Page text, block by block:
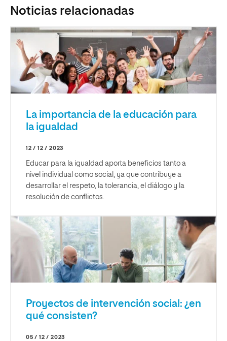
Noticias relacionadas
La importancia de la educación para
la igualdad
12 / 12 / 2023
Educar para la igualdad aporta beneficios tanto a
nivel individual como social, ya que contribuye a
desarrollar el respeto, la tolerancia, el diálogo y la
resolución de conflictos.
Proyectos de intervención social: ¿en
qué consisten?
05 / 12 / 2023